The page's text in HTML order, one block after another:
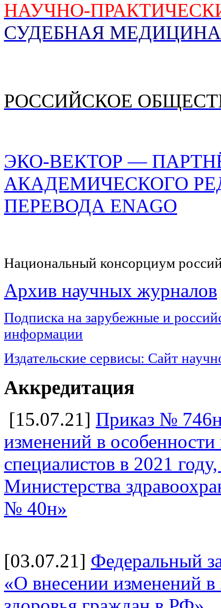
НАУЧНО-
СУДЕБНАЯ МЕДИЦИНА
РОССИЙСКОЕ
ЭКО-ВЕКТОР —
АКАДЕМИЧЕСКОГО
ПЕРЕВОДА ENAGO
Национальный консорциум
Архив научных журналов
Подписка на зарубежные и
информации
Издательские сервисы: Сайт
Аккредитация
[15.07.21] Приказ №
изменений в
специалистов в 2021
Министерства
№ 40н»
[03.07.21] Федеральный
«О внесении изменений